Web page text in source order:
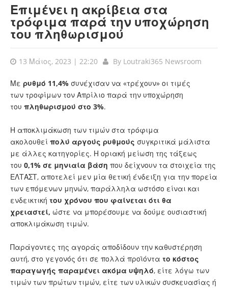
Επιμένει η ακρίβεια στα
τρόφιμα παρά την υποχώρηση
του πληθωρισμού
13 Μάιος, 2023 | 22:20 By Loutraki365 Newsroom
Με ρυθμό 11,4% συνέχισαν να «τρέχουν» οι τιμές
των τροφίμων τον Απρίλιο παρά την υποχώρηση
του πληθωρισμού στο 3%.
Η αποκλιμάκωση των τιμών στα τρόφιμα
ακολουθεί πολύ αργούς ρυθμούς συγκριτικά μάλιστα
με άλλες κατηγορίες. Η οριακή μείωση της τάξεως
του 0,1% σε μηνιαία βάση που δείχνουν τα στοιχεία της
ΕΛΤΑΣΤ, αποτελεί μεν μία θετική ένδειξη για την πορεία
των επόμενων μηνών, παράλληλα ωστόσο είναι και
ενδεικτική του χρόνου που φαίνεται ότι θα
χρειαστεί, ώστε να μπορέσουμε να δούμε ουσιαστική
αποκλιμάκωση τιμών.
Παράγοντες της αγοράς αποδίδουν την καθυστέρηση
αυτή, στο γεγονός ότι σε πολλά προϊόντα το κόστος
παραγωγής παραμένει ακόμα υψηλό, είτε λόγω των
τιμών των πρώτων τιμών, είτε των υλικών συσκευασίας ή